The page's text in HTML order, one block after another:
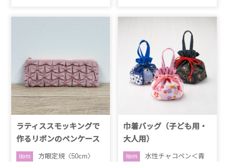
ラティススモッキングで
作るリボンのペンケース
item 方眼定規〈50cm〉
巾着バッグ（子ども用・
大人用）
item 水性チャコペン＜青